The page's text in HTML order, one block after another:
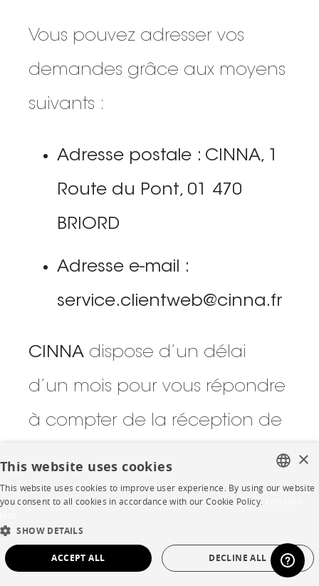
Vous pouvez adresser vos
demandes grâce aux moyens
suivants :
Adresse postale : CINNA, 1
Route du Pont, 01 470
BRIORD
Adresse e-mail :
service.clientweb@cinna.fr
CINNA dispose d’un délai
d’un mois pour vous répondre
à compter de la réception de
votre demande. Ce délai peut
être prolongé de deux mois
en raison de la complexité de
votre demande et du nombre
DUTCH
SPANISH
×
This website uses cookies
This website uses cookies to improve user experience. By using our website
you consent to all cookies in accordance with our Cookie Policy.
SHOW DETAILS
ACCEPT ALL DECLINE ALL